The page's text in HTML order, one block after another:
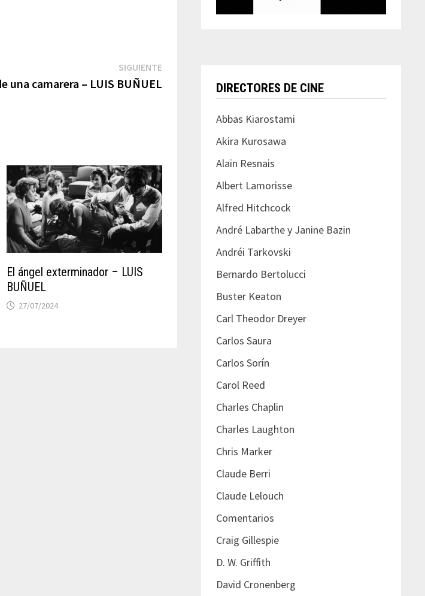
SIGUIENTENext
una camarera – LUIS BUÑUEL
El ángel exterminador – LUIS
BUÑUEL
27/07/2024
DIRECTORES DE CINE
Abbas Kiarostami
Akira Kurosawa
Alain Resnais
Albert Lamorisse
Alfred Hitchcock
André Labarthe y Janine Bazin
Andréi Tarkovski
Bernardo Bertolucci
Buster Keaton
Carl Theodor Dreyer
Carlos Saura
Carlos Sorín
Carol Reed
Charles Chaplin
Charles Laughton
Chris Marker
Claude Berri
Claude Lelouch
Comentarios
Craig Gillespie
D. W. Griffith
David Cronenberg